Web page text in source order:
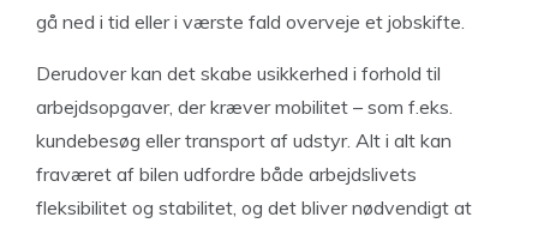
gå ned i tid eller i værste fald overveje et jobskifte.
Derudover kan det skabe usikkerhed i forhold til
arbejdsopgaver, der kræver mobilitet – som f.eks.
kundebesøg eller transport af udstyr. Alt i alt kan
fraværet af bilen udfordre både arbejdslivets
fleksibilitet og stabilitet, og det bliver nødvendigt at